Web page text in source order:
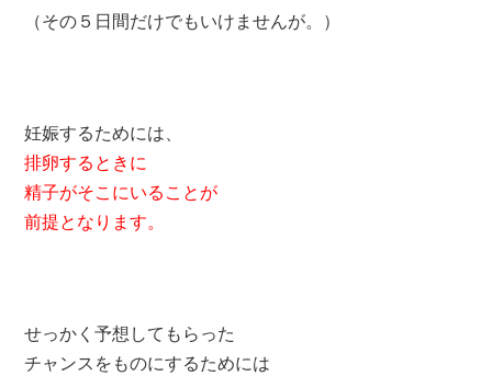
（その５日間だけでもいけませんが。）
妊娠するためには、
排卵するときに
精子がそこにいることが
前提となります。
せっかく予想してもらった
チャンスをものにするためには